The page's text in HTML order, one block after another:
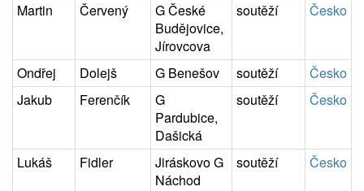
Martin Červený
G České
Budějovice,
Jírovcova
soutěží Česko
Ondřej Dolejš G Benešov soutěží
Česko
Jakub
Ferenčík
G
Pardubice,
Dašická
soutěží Česko
Lukáš Fidler
Jiráskovo G
Náchod
soutěží Česko